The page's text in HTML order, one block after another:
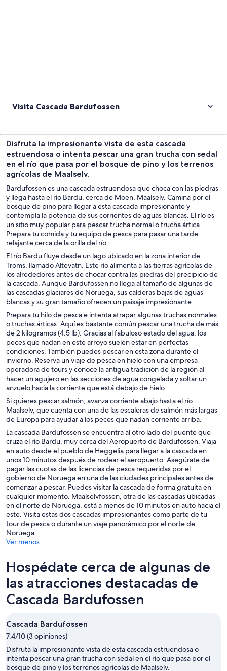
Visita Cascada Bardufossen
Disfruta la impresionante vista de esta cascada
estruendosa o intenta pescar una gran trucha con sedal
en el río que pasa por el bosque de pino y los terrenos
agrícolas de Maalselv.
Bardufossen es una cascada estruendosa que choca con las piedras
y llega hasta el río Bardu, cerca de Moen, Maalselv. Camina por el
bosque de pino para llegar a esta cascada impresionante y
contempla la potencia de sus corrientes de aguas blancas. El río es
un sitio muy popular para pescar trucha normal o trucha ártica.
Prepara tu comida y tu equipo de pesca para pasar una tarde
relajante cerca de la orilla del río.
El río Bardu fluye desde un lago ubicado en la zona interior de
Troms, llamado Altevatn. Este río alimenta a las tierras agrícolas de
los alrededores antes de chocar contra las piedras del precipicio de
la cascada. Aunque Bardufossen no llega al tamaño de algunas de
las cascadas glaciares de Noruega, sus calderas bajas de aguas
blancas y su gran tamaño ofrecen un paisaje impresionante.
Prepara tu hilo de pesca e intenta atrapar algunas truchas normales
o truchas árticas. Aquí es bastante común pescar una trucha de más
de 2 kilogramos (4.5 lb). Gracias al fabuloso estado del agua, los
peces que nadan en este arroyo suelen estar en perfectas
condiciones. También puedes pescar en esta zona durante el
invierno. Reserva un viaje de pesca en hielo con una empresa
operadora de tours y conoce la antigua tradición de la región al
hacer un agujero en las secciones de agua congelada y soltar un
anzuelo hacia la corriente que está debajo de hielo.
Si quieres pescar salmón, avanza corriente abajo hasta el río
Maalselv, que cuenta con una de las escaleras de salmón más largas
de Europa para ayudar a los peces que nadan corriente arriba.
La cascada Bardufossen se encuentra al otro lado del puente que
cruza el río Bardu, muy cerca del Aeropuerto de Bardufossen. Viaja
en auto desde el pueblo de Heggelia para llegar a la cascada en
unos 10 minutos después de rodear el aeropuerto. Asegúrate de
pagar las cuotas de las licencias de pesca requeridas por el
gobierno de Noruega en una de las ciudades principales antes de
comenzar a pescar. Puedes visitar la cascada de forma gratuita en
cualquier momento. Maalselvfossen, otra de las cascadas ubicadas
en el norte de Noruega, está a menos de 10 minutos en auto hacia el
este. Visita estas dos cascadas impresionantes como parte de tu
tour de pesca o durante un viaje panorámico por el norte de
Noruega.
Ver menos
Hospédate cerca de algunas de
las atracciones destacadas de
Cascada Bardufossen
Cascada Bardufossen
7.4/10 (3 opiniones)
Disfruta la impresionante vista de esta cascada estruendosa o
intenta pescar una gran trucha con sedal en el río que pasa por el
bosque de pino y los terrenos agrícolas de Maalselv.